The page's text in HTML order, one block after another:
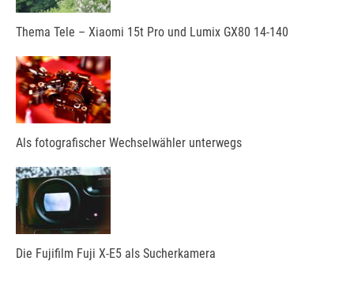
Thema Tele – Xiaomi 15t Pro und Lumix GX80 14-140
Als fotografischer Wechselwähler unterwegs
Die Fujifilm Fuji X-E5 als Sucherkamera